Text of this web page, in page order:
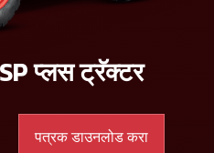
प्लस ट्रॅक्टर
पत्रक डाउनलोड करा